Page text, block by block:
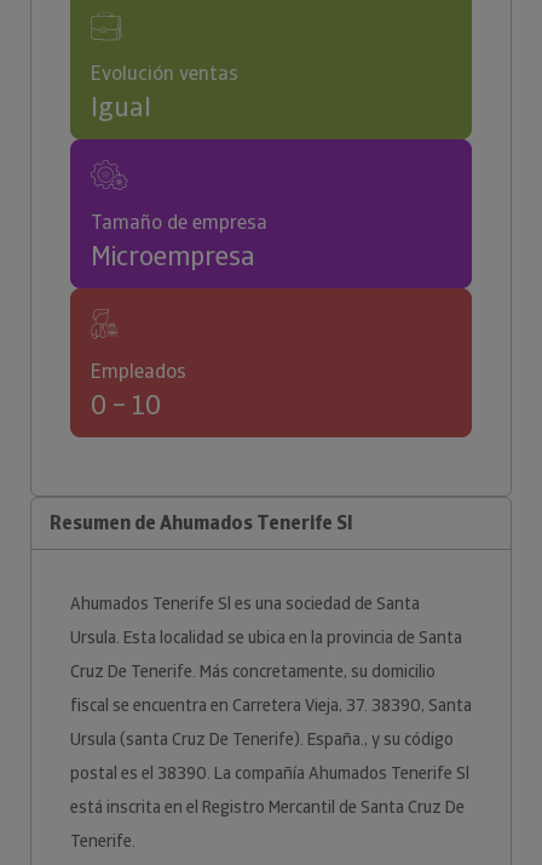
Evolución ventas
Igual
Tamaño de empresa
Microempresa
Empleados
0 – 10
Resumen de Ahumados Tenerife Sl
Ahumados Tenerife Sl es una sociedad de Santa
Ursula. Esta localidad se ubica en la provincia de Santa
Cruz De Tenerife. Más concretamente, su domicilio
fiscal se encuentra en Carretera Vieja, 37. 38390, Santa
Ursula (santa Cruz De Tenerife). España., y su código
postal es el 38390. La compañía Ahumados Tenerife Sl
está inscrita en el Registro Mercantil de Santa Cruz De
Tenerife.